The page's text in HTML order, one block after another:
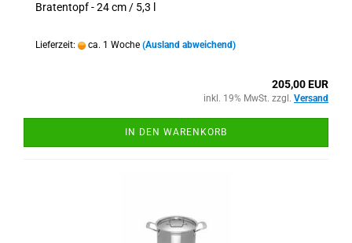
Bratentopf - 24 cm / 5,3 l
Lieferzeit: ca. 1 Woche (Ausland abweichend)
205,00 EUR
inkl. 19% MwSt. zzgl. Versand
IN DEN WARENKORB